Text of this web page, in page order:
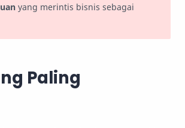
yang merintis bisnis sebagai
Paling